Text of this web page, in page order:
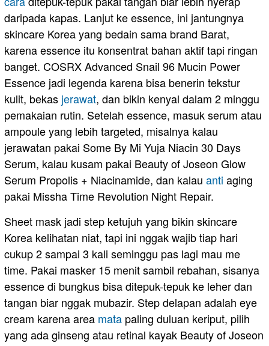
daripada kapas. Lanjut ke essence, ini jantungnya
skincare Korea yang bedain sama brand Barat,
karena essence itu konsentrat bahan aktif tapi ringan
banget. COSRX Advanced Snail 96 Mucin Power
Essence jadi legenda karena bisa benerin tekstur
kulit, bekas jerawat, dan bikin kenyal dalam 2 minggu
pemakaian rutin. Setelah essence, masuk serum atau
ampoule yang lebih targeted, misalnya kalau
jerawatan pakai Some By Mi Yuja Niacin 30 Days
Serum, kalau kusam pakai Beauty of Joseon Glow
Serum Propolis + Niacinamide, dan kalau anti aging
pakai Missha Time Revolution Night Repair.
Sheet mask jadi step ketujuh yang bikin skincare
Korea kelihatan niat, tapi ini nggak wajib tiap hari
cukup 2 sampai 3 kali seminggu pas lagi mau me
time. Pakai masker 15 menit sambil rebahan, sisanya
essence di bungkus bisa ditepuk-tepuk ke leher dan
tangan biar nggak mubazir. Step delapan adalah eye
cream karena area mata paling duluan keriput, pilih
yang ada ginseng atau retinal kayak Beauty of Joseon